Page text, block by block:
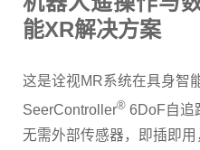
能XR解决方案
这是诠视MR系统在具身智
SeerController® 6DoF 自追
无需外部传感器，即插即